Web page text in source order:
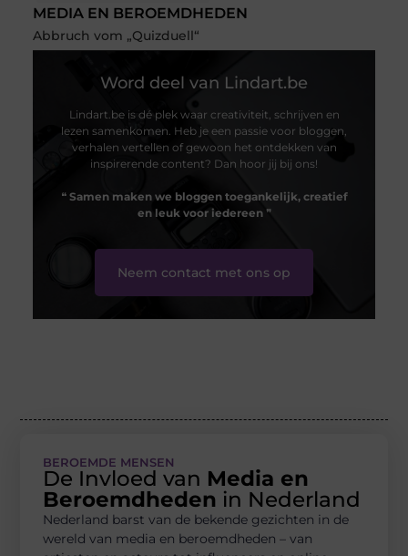
MEDIA EN BEROEMDHEDEN
Abbruch vom „Quizduell“
Word deel van Lindart.be
Lindart.be is dé plek waar creativiteit, schrijven en
lezen samenkomen. Heb je een passie voor bloggen,
verhalen vertellen of gewoon het ontdekken van
inspirerende content? Dan hoor jij bij ons!
❝ Samen maken we bloggen toegankelijk, creatief
en leuk voor iedereen❞
Neem contact met ons op
BEROEMDE MENSEN
De Invloed van Media en
Beroemdheden in Nederland
Nederland barst van de bekende gezichten in de
wereld van media en beroemdheden – van